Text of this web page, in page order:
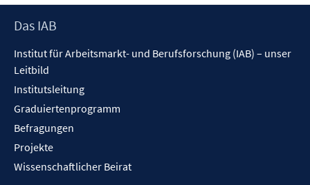
Footer
Das IAB
Institut für Arbeitsmarkt- und Berufsforschung (IAB) – unser
Leitbild
Institutsleitung
Graduiertenprogramm
Befragungen
Projekte
Wissenschaftlicher Beirat